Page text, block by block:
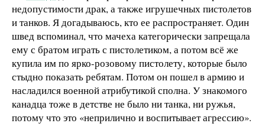
недопустимости драк, а также игрушечных пистолетов
и танков. Я догадываюсь, кто ее распространяет. Один
швед вспоминал, что мачеха категорически запрещала
ему с братом играть с пистолетиком, а потом всё же
купила им по ярко-розовому пистолету, которые было
стыдно показать ребятам. Потом он пошел в армию и
насладился военной атрибутикой сполна. У знакомого
канадца тоже в детстве не было ни танка, ни ружья,
потому что это «неприлично и воспитывает агрессию».